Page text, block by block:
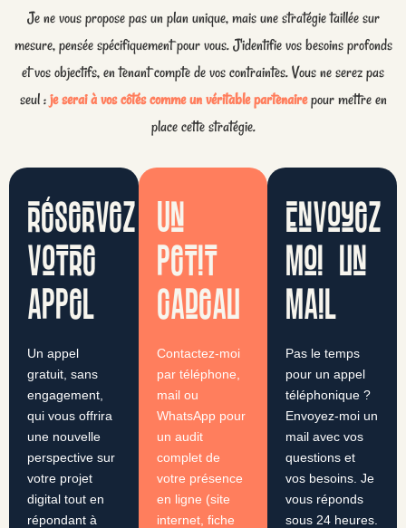
Je ne vous propose pas un plan unique, mais une stratégie taillée sur
mesure, pensée spécifiquement pour vous. J'identifie vos besoins profonds
et vos objectifs, en tenant compte de vos contraintes. Vous ne serez pas
seul :je serai à vos côtés comme un véritable partenairepour mettre en
place cette stratégie.
réservez
votre
appel
Un appel
gratuit, sans
engagement,
qui vous offrira
une nouvelle
perspective sur
votre projet
digital tout en
répondant à
Un
petit
cadeau
Contactez-moi
par téléphone,
mail ou
WhatsApp pour
un audit
complet de
votre présence
en ligne (site
internet, fiche
Envoyez
moi un
mail
Pas le temps
pour un appel
téléphonique ?
Envoyez-moi un
mail avec vos
questions et
vos besoins. Je
vous réponds
sous 24 heures.